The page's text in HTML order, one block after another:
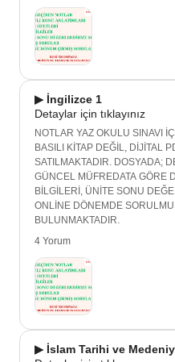
▶ İngilizce 1
Detaylar için tıklayınız
NOTLAR YAZ OKULU SINAVI
BASILI KİTAP DEĞİL, DİJİTAL
SATILMAKTADIR. DOSYADA;
GÜNCEL MÜFREDATA GÖRE
BİLGİLERİ, ÜNİTE SONU
ONLİNE DÖNEMDE
BULUNMAKTADIR.
4 Yorum
▶ İslam Tarihi ve